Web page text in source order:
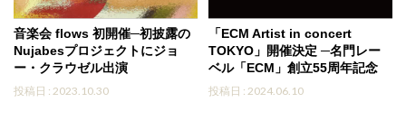
音楽会 flows 初開催─初披露の
Nujabesプロジェクトにジョ
ー・クラウゼル出演
投稿日 : 2023.10.30
「ECM Artist in concert
TOKYO」開催決定 ─名門レー
ベル「ECM」創立55周年記念
投稿日 : 2024.06.10